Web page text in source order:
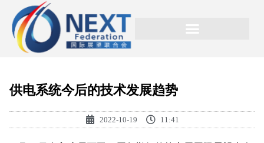
供电系统今后的技术发展趋势
2022-10-19 11:41